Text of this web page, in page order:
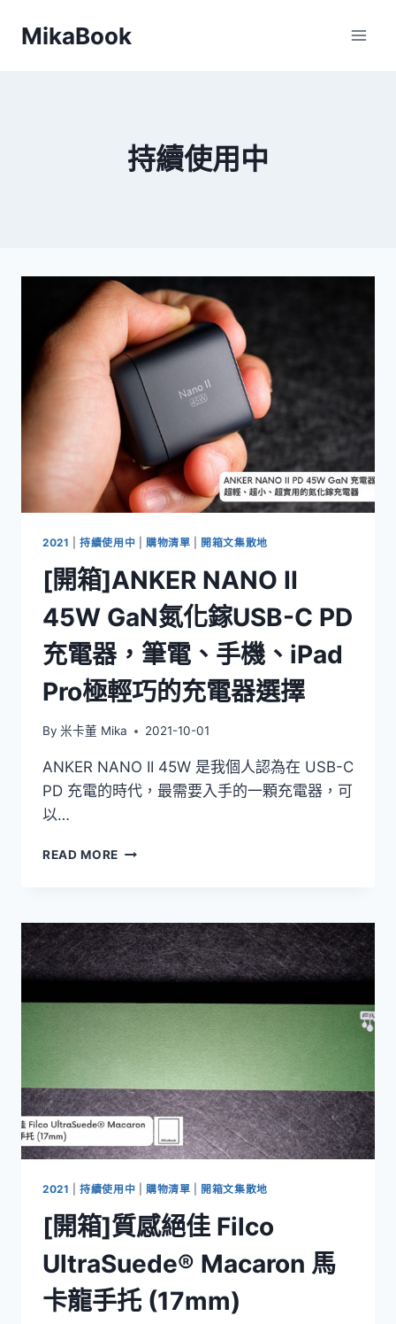
MikaBook
持續使用中
2021 |持續使用中 購物清單 開箱文集散地
[開箱]ANKER NANO II
45W GaN氮化鎵USB-C PD
充電器，筆電、手機、iPad
Pro極輕巧的充電器選擇
By 米卡董 Mika 2021-10-01
ANKER NANO II 45W 是我個人認為在 USB-C
PD 充電的時代，最需要入手的一顆充電器，可
以…
READ MORE [開
45W
GAN
氮
化
USB-
C
電
器，
筆
電、
機、
PRO
極
輕
巧
的
充
2021 |持續使用中 購物清單 開箱文集散地
[開箱]質感絕佳 Filco
UltraSuede® Macaron 馬
卡龍手托 (17mm)